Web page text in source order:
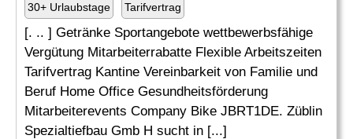
30+ Urlaubstage Tarifvertrag
[. .. ] Getränke Sportangebote wettbewerbsfähige
Vergütung Mitarbeiterrabatte Flexible Arbeitszeiten
Tarifvertrag Kantine Vereinbarkeit von Familie und
Beruf Home Office Gesundheitsförderung
Mitarbeiterevents Company Bike JBRT1DE. Züblin
Spezialtiefbau Gmb H sucht in [...]